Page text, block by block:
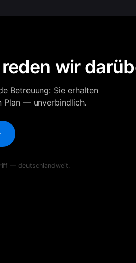
wir
Betreuung: Sie erhalten
Plan — unverbindlich.
— deutschlandweit.